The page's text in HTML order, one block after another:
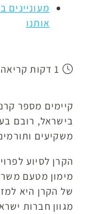
מעוניינים
אותנו
קיימים מספר
בישראל, רובם
משקיעים
הקרן לסיוע
מימון מטעם
של הקרן היא
מגוון חברות